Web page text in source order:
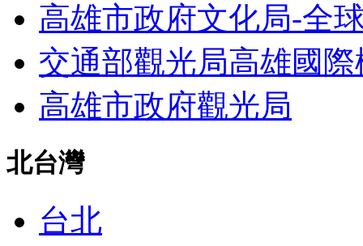
高雄市政府文化局-全
交通部觀光局高雄國
高雄市政府觀光局
北台灣
台北